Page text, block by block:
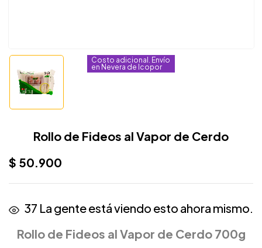
Costo adicional. Envío
en Nevera de Icopor
Rollo de Fideos al Vapor de Cerdo
$ 50.900
37 La gente está viendo esto ahora mismo.
Rollo de Fideos al Vapor de Cerdo 700g